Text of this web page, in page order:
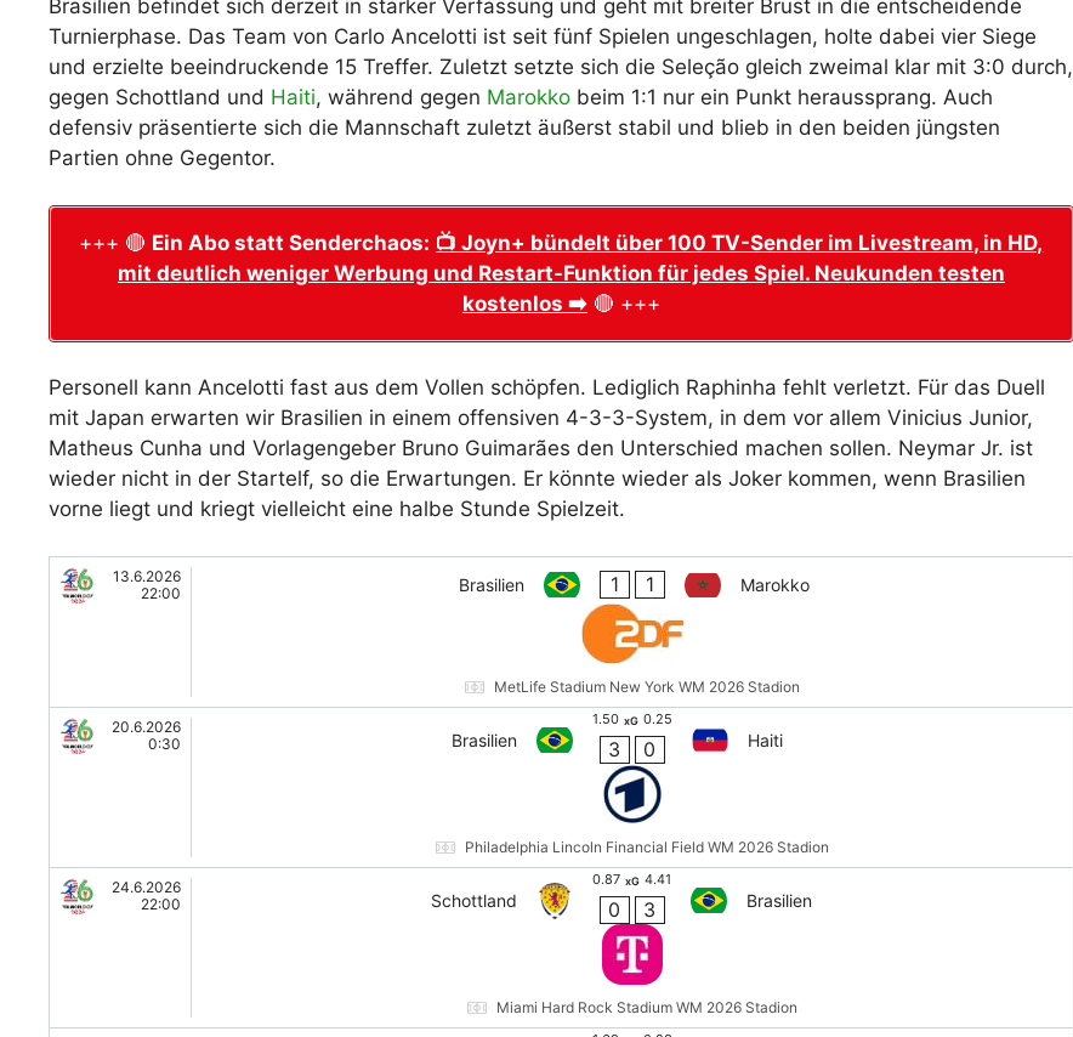
Brasilien befindet sich derzeit in starker Verfassung und geht mit breiter Brust in die entscheidende
Turnierphase. Das Team von Carlo Ancelotti ist seit fünf Spielen ungeschlagen, holte dabei vier Siege
und erzielte beeindruckende 15 Treffer. Zuletzt setzte sich die Seleção gleich zweimal klar mit 3:0 durch,
gegen Schottland und Haiti, während gegen Marokko beim 1:1 nur ein Punkt heraussprang. Auch
defensiv präsentierte sich die Mannschaft zuletzt äußerst stabil und blieb in den beiden jüngsten
Partien ohne Gegentor.
+++ 🔴 Ein Abo statt Senderchaos: 📺 Joyn+ bündelt über 100 TV-Sender im Livestream, in HD,
mit deutlich weniger Werbung und Restart-Funktion für jedes Spiel. Neukunden testen
kostenlos ➡️🔴 +++
Personell kann Ancelotti fast aus dem Vollen schöpfen. Lediglich Raphinha fehlt verletzt. Für das Duell
mit Japan erwarten wir Brasilien in einem offensiven 4-3-3-System, in dem vor allem Vinicius Junior,
Matheus Cunha und Vorlagengeber Bruno Guimarães den Unterschied machen sollen. Neymar Jr. ist
wieder nicht in der Startelf, so die Erwartungen. Er könnte wieder als Joker kommen, wenn Brasilien
vorne liegt und kriegt vielleicht eine halbe Stunde Spielzeit.
13.6.2026
22:00
Brasilien 1 1 Marokko
MetLife Stadium New York WM 2026 Stadion
20.6.2026
0:30
Brasilien
1.50 xG 0.25
3 0 Haiti
Philadelphia Lincoln Financial Field WM 2026 Stadion
24.6.2026
22:00
Schottland
0.87 xG 4.41
0 3 Brasilien
Miami Hard Rock Stadium WM 2026 Stadion